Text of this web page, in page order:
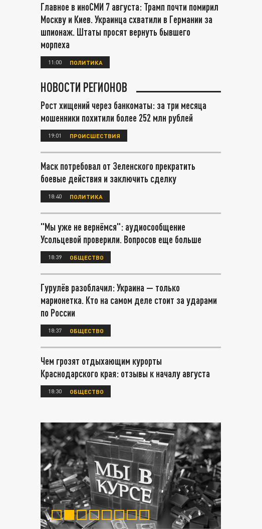
Главное в иноСМИ 7 августа: Трамп почти помирил
Москву и Киев. Украинца схватили в Германии за
шпионаж. Штаты просят вернуть бывшего
морпеха
11:00 ПОЛИТИКА
НОВОСТИ РЕГИОНОВ
Рост хищений через банкоматы: за три месяца
мошенники похитили более 252 млн рублей
19:01 ПРОИСШЕСТВИЯ
Маск потребовал от Зеленского прекратить
боевые действия и заключить сделку
18:40 ПОЛИТИКА
"Мы уже не вернёмся": аудиосообщение
Усольцевой проверили. Вопросов еще больше
18:39 ОБЩЕСТВО
Гурулёв разоблачил: Украина — только
марионетка. Кто на самом деле стоит за ударами
по России
18:37 ОБЩЕСТВО
Чем грозят отдыхающим курорты
Краснодарского края: отзывы к началу августа
18:30 ОБЩЕСТВО